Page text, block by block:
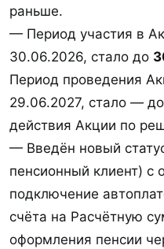
1779172935752.webp
62,9 КБ · Просмотры: 236
раньше.
— Период участия в
30.06.2026, стало до
Период проведения
29.06.2027, стало —
действия Акции по
— Введён новый
пенсионный клиент) с
подключение
счёта на Расчётную
оформления пенсии